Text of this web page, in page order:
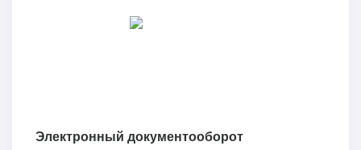
Электронный документооборот